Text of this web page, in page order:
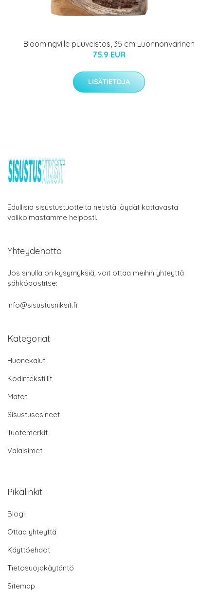
Bloomingville puuveistos, 35 cm Luonnonvärinen
75.9 EUR
LISÄTIETOJA
Edullisia sisustustuotteita netistä löydät kattavasta
valikoimastamme helposti.
Yhteydenotto
Jos sinulla on kysymyksiä, voit ottaa meihin yhteyttä
sähköpostitse:
info@sisustusniksit.fi
Kategoriat
Huonekalut
Kodintekstiilit
Matot
Sisustusesineet
Tuotemerkit
Valaisimet
Pikalinkit
Blogi
Ottaa yhteyttä
Käyttöehdot
Tietosuojakäytäntö
Sitemap